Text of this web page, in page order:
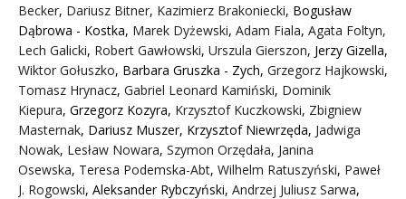
Becker, Dariusz Bitner, Kazimierz Brakoniecki, Bogusław
Dąbrowa - Kostka, Marek Dyżewski, Adam Fiala, Agata Foltyn,
Lech Galicki, Robert Gawłowski, Urszula Gierszon, Jerzy Gizella,
Wiktor Gołuszko, Barbara Gruszka - Zych, Grzegorz Hajkowski,
Tomasz Hrynacz, Gabriel Leonard Kamiński, Dominik
Kiepura, Grzegorz Kozyra, Krzysztof Kuczkowski, Zbigniew
Masternak, Dariusz Muszer, Krzysztof Niewrzęda, Jadwiga
Nowak, Lesław Nowara, Szymon Orzędała, Janina
Osewska, Teresa Podemska-Abt, Wilhelm Ratuszyński, Paweł
J. Rogowski, Aleksander Rybczyński, Andrzej Juliusz Sarwa,